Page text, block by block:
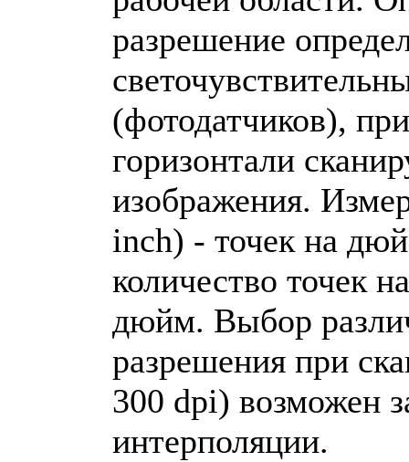
разрешение
(фотодатчиков),
горизонтали
изображения.
inch) - точек на
количество точек
дюйм. Выбор
разрешения при
300 dpi) возможен
интерполяции.